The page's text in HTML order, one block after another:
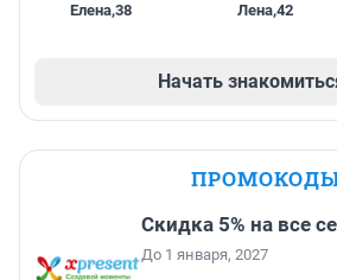
Елена,38 Лена,42
Начать
Скидка 5% на все
До 1 января, 2027